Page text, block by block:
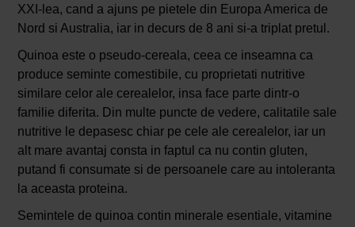
XXI-lea, cand a ajuns pe pietele din Europa America de
Nord si Australia, iar in decurs de 8 ani si-a triplat pretul.
Quinoa este o pseudo-cereala, ceea ce inseamna ca
produce seminte comestibile, cu proprietati nutritive
similare celor ale cerealelor, insa face parte dintr-o
familie diferita. Din multe puncte de vedere, calitatile sale
nutritive le depasesc chiar pe cele ale cerealelor, iar un
alt mare avantaj consta in faptul ca nu contin gluten,
putand fi consumate si de persoanele care au intoleranta
la aceasta proteina.
Semintele de quinoa contin minerale esentiale, vitamine